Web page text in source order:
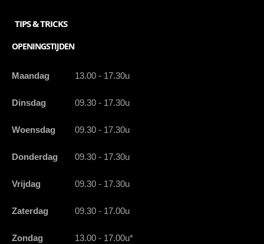
TIPS & TRICKS
OPENINGSTIJDEN
Maandag 13.00 - 17.30u
Dinsdag 09.30 - 17.30u
Woensdag 09.30 - 17.30u
Donderdag 09.30 - 17.30u
Vrijdag 09.30 - 17.30u
Zaterdag 09.30 - 17.00u
Zondag 13.00 - 17.00u*